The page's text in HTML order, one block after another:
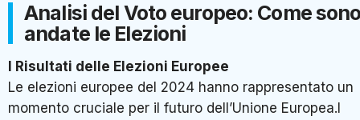
Analisi del Voto europeo: Come
andate le Elezioni
I Risultati delle Elezioni Europee
Le elezioni europee del 2024 hanno rappresentato un
momento cruciale per il futuro dell’Unione Europea.I